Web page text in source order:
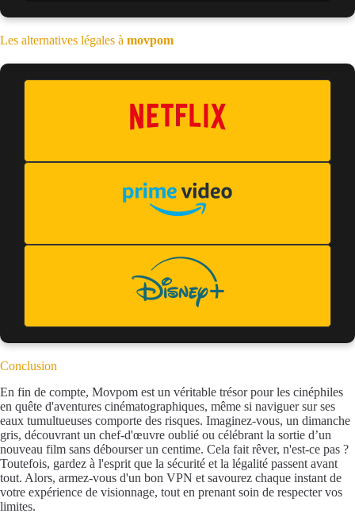
Les alternatives légales à movpom
Conclusion
En fin de compte, Movpom est un véritable trésor pour les cinéphiles
en quête d'aventures cinématographiques, même si naviguer sur ses
eaux tumultueuses comporte des risques. Imaginez-vous, un dimanche
gris, découvrant un chef-d'œuvre oublié ou célébrant la sortie d’un
nouveau film sans débourser un centime. Cela fait rêver, n'est-ce pas ?
Toutefois, gardez à l'esprit que la sécurité et la légalité passent avant
tout. Alors, armez-vous d'un bon VPN et savourez chaque instant de
votre expérience de visionnage, tout en prenant soin de respecter vos
limites.